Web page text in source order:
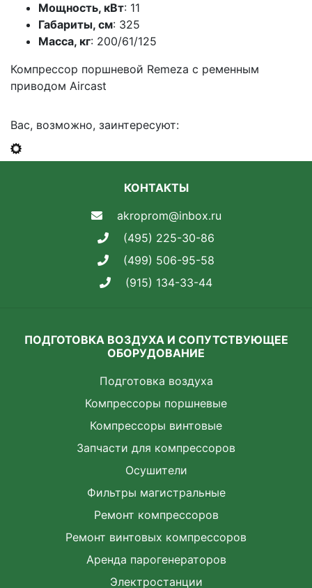
Мощность, кВт: 11
Габариты, см: 325
Масса, кг: 200/61/125
Компрессор поршневой Remeza с ременным
приводом Aircast
Вас, возможно, заинтересуют:
КОНТАКТЫ
akroprom@inbox.ru
(495) 225-30-86
(499) 506-95-58
(915) 134-33-44
ПОДГОТОВКА ВОЗДУХА И СОПУТСТВУЮЩЕЕ
ОБОРУДОВАНИЕ
Подготовка воздуха
Компрессоры поршневые
Компрессоры винтовые
Запчасти для компрессоров
Осушители
Фильтры магистральные
Ремонт компрессоров
Ремонт винтовых компрессоров
Аренда парогенераторов
Электростанции